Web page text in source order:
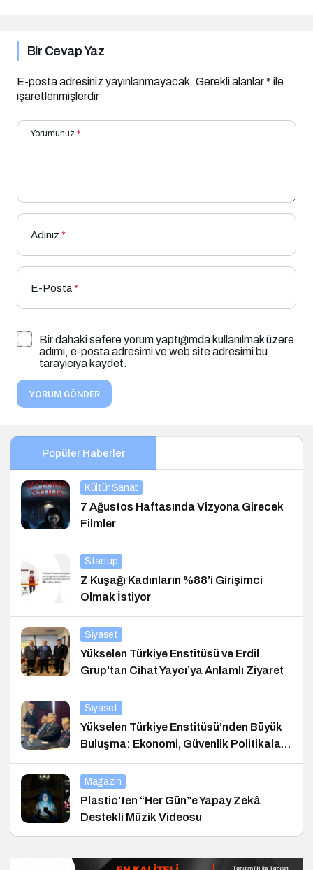
Bir Cevap Yaz
E-posta adresiniz yayınlanmayacak. Gerekli alanlar* ile
işaretlenmişlerdir
Yorumunuz *
Adınız *
E-Posta*
Bir dahaki sefere yorum yaptığımda kullanılmak üzere
adımı, e-posta adresimi ve web site adresimi bu
tarayıcıya kaydet.
YORUM GÖNDER
Popüler Haberler
Kültür Sanat
7 Ağustos Haftasında Vizyona Girecek
Filmler
Startup
Z Kuşağı Kadınların %88’i Girişimci
Olmak İstiyor
Siyaset
Yükselen Türkiye Enstitüsü ve Erdil
Grup’tan Cihat Yaycı’ya Anlamlı Ziyaret
Siyaset
Yükselen Türkiye Enstitüsü’nden Büyük
Buluşma: Ekonomi, Güvenlik Politikaları
ve Hukuk Konferansı
Magazin
Plastic’ten “Her Gün”e Yapay Zekâ
Destekli Müzik Videosu